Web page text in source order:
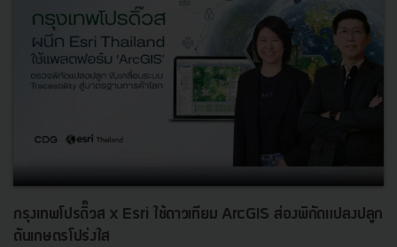
กรุงเทพโปรดิ๊วส x Esri ใช้ดาวเทียม ArcGIS ส่องพิกัดแปลงปลูก
ดันเกษตรโปร่งใส